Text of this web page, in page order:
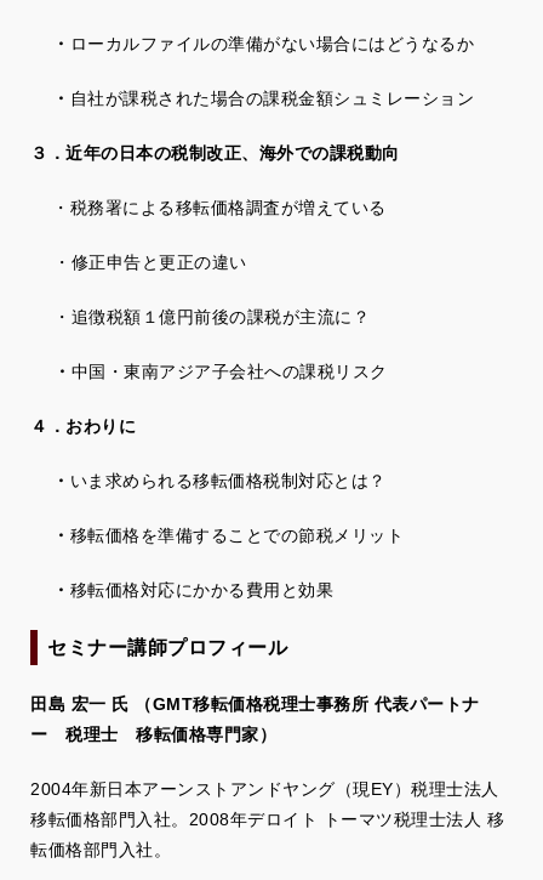
・ ローカルファイルの準備がない場合にはどうなるか
・ 自社が課税された場合の課税金額シュミレーション
３．近年の日本の税制改正、海外での課税動向
・税務署による移転価格調査が増えている
・修正申告と更正の違い
・追徴税額１億円前後の課税が主流に？
・ 中国・東南アジア子会社への課税リスク
４．おわりに
・ いま求められる移転価格税制対応とは？
・ 移転価格を準備することでの節税メリット
・ 移転価格対応にかかる費用と効果
セミナー講師プロフィール
田島 宏一 氏 （GMT移転価格税理士事務所 代表パートナ
ー 税理士 移転価格専門家）
2004年新日本アーンストアンドヤング（現EY）税理士法人
移転価格部門入社。2008年デロイト トーマツ税理士法人 移
転価格部門入社。